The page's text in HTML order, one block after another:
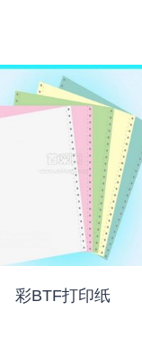
彩BTF打印纸